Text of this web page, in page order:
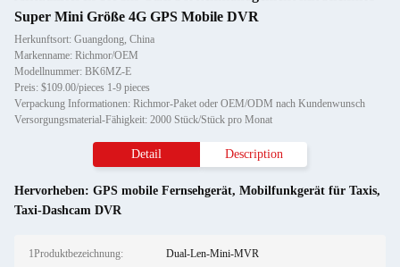
Super Mini Größe 4G GPS Mobile DVR
Herkunftsort: Guangdong, China
Markenname: Richmor/OEM
Modellnummer: BK6MZ-E
Preis: $109.00/pieces 1-9 pieces
Verpackung Informationen: Richmor-Paket oder OEM/ODM nach Kundenwunsch
Versorgungsmaterial-Fähigkeit: 2000 Stück/Stück pro Monat
Detail Description
Hervorheben: GPS mobile Fernsehgerät, Mobilfunkgerät für Taxis,
Taxi-Dashcam DVR
1Produktbezeichnung: Dual-Len-Mini-MVR